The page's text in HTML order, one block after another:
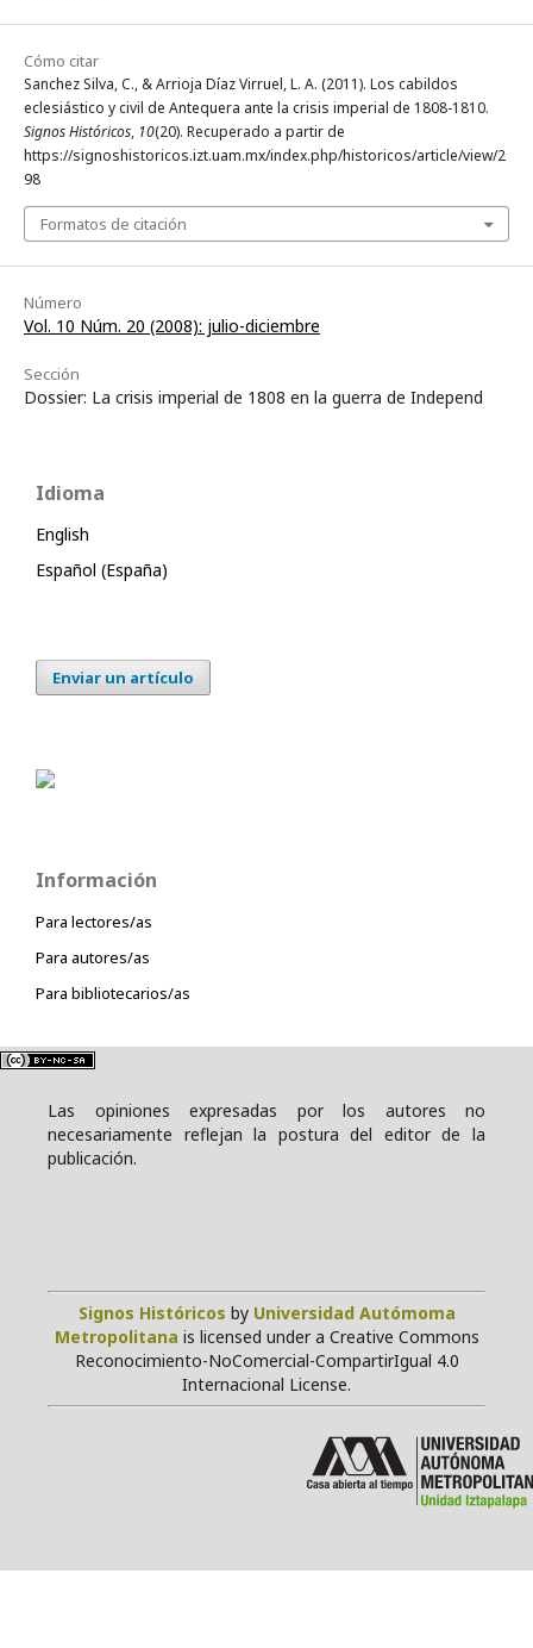
Cómo citar
Sanchez Silva, C., & Arrioja Díaz Virruel, L. A. (2011). Los cabildos
eclesiástico y civil de Antequera ante la crisis imperial de 1808-1810.
Signos Históricos, 10(20). Recuperado a partir de
https://signoshistoricos.izt.uam.mx/index.php/historicos/article/view/2
98
Formatos de citación
Número
Vol. 10 Núm. 20 (2008): julio-diciembre
Sección
Dossier: La crisis imperial de 1808 en la guerra de Independ
Idioma
English
Español (España)
Enviar un artículo
Información
Para lectores/as
Para autores/as
Para bibliotecarios/as
Las opiniones expresadas por los autores no
necesariamente reflejan la postura del editor de la
publicación.
Signos Históricos by Universidad Autómoma
Metropolitana is licensed under a Creative Commons
Reconocimiento-NoComercial-CompartirIgual 4.0
Internacional License.